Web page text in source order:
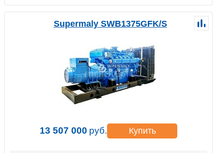
Supermaly SWB1375GFK/S
13 507 000 руб. Купить